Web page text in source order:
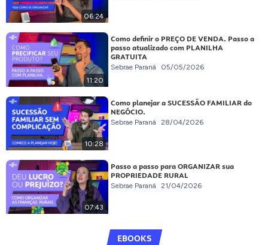
06:24
11:20
Como definir o PREÇO DE VENDA. Passo a
passo atualizado com PLANILHA
GRATUITA
Sebrae Paraná 05/05/2026
10:28
Como planejar a SUCESSÃO FAMILIAR do
NEGÓCIO.
Sebrae Paraná 28/04/2026
07:43
Passo a passo para ORGANIZAR sua
PROPRIEDADE RURAL
Sebrae Paraná 21/04/2026
EBOOKS